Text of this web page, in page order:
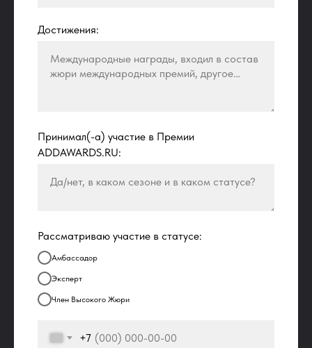
Достижения:
Принимал(-а) участие в Премии
ADDAWARDS.RU:
Рассматриваю участие в статусе:
Амбассадор
Эксперт
Член Высокого Жюри
+7